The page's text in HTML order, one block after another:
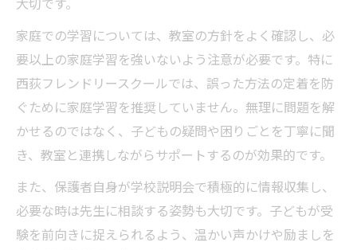
大切です。
家庭での学習については、教室の方針をよく確認し、必
要以上の家庭学習を強いないよう注意が必要です。特に
西荻フレンドリースクールでは、誤った方法の定着を防
ぐために家庭学習を推奨していません。無理に問題を解
かせるのではなく、子どもの疑問や困りごとを丁寧に聞
き、教室と連携しながらサポートするのが効果的です。
また、保護者自身が学校説明会で積極的に情報収集し、
必要な時は先生に相談する姿勢も大切です。子どもが受
験を前向きに捉えられるよう、温かい声かけや励ましを